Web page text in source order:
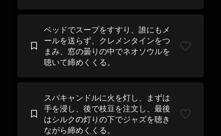
ベッドでスープをすすり、誰にもメ
ールを送らず、クレメンタインをつ
まみ、窓の曇りの中でネオソウルを
聴いて締めくくる。
スパキャンドルに火を灯し、まずは
手を浸し、後で枝豆を注文し、最後
はシルクの灯りの下でジャズを聴き
ながら締めくくる。